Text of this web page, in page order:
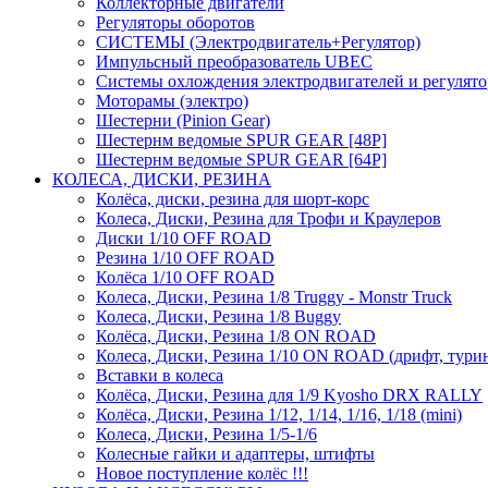
Регуляторы оборотов
СИСТЕМЫ (Электродвигатель+Регулятор)
Импульсный преобразователь UBEC
Системы охлождения электродвигателей и
Моторамы (электро)
Шестерни (Pinion Gear)
Шестернм ведомые SPUR GEAR [48P]
Шестернм ведомые SPUR GEAR [64P]
КОЛЕСА, ДИСКИ, РЕЗИНА
Колёса, диски, резина для шорт-корс
Колеса, Диски, Резина для Трофи и Краулеров
Диски 1/10 OFF ROAD
Резина 1/10 OFF ROAD
Колёса 1/10 OFF ROAD
Колеса, Диски, Резина 1/8 Truggy - Monstr Truck
Колеса, Диски, Резина 1/8 Buggy
Колёса, Диски, Резина 1/8 ON ROAD
Колеса, Диски, Резина 1/10 ON ROAD (дрифт,
Вставки в колеса
Колёса, Диски, Резина для 1/9 Kyosho DRX RALLY
Колёса, Диски, Резина 1/12, 1/14, 1/16, 1/18 (mini)
Колеса, Диски, Резина 1/5-1/6
Колесные гайки и адаптеры, штифты
Новое поступление колёс !!!